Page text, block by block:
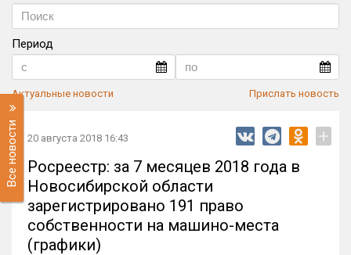
Период
Актуальные новости Прислать новость
Все новости 20 августа 2018 16:43 +
Росреестр: за 7 месяцев 2018 года в
Новосибирской области
зарегистрировано 191 право
собственности на машино-места
(графики)